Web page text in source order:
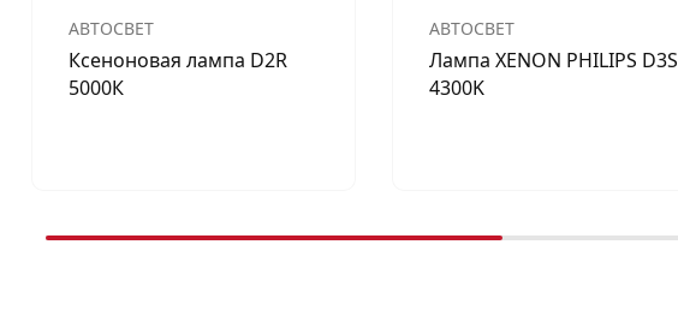
АВТОСВЕТ
Ксеноновая лампа D2R
5000К
АВТОСВЕТ
Лампа XENON PHILIPS D3S
4300K